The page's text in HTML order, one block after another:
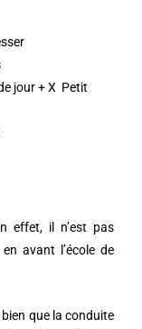
jour + X Petit
effet, il n’est pas
avant l’école de
que la conduite